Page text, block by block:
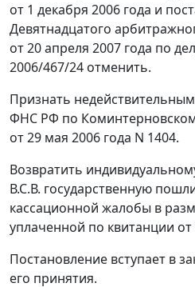
от 1 декабря 2006 года и
Девятнадцатого
от 20 апреля 2007 года по
2006/467/24 отменить.
Признать
ФНС РФ по
от 29 мая 2006 года N 1404.
Возвратить
В.С.В. государственную
кассационной жалобы в
уплаченной по квитанции от
Постановление вступает в
его принятия.